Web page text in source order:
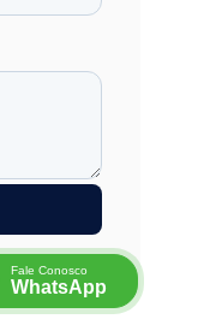
Fale Conosco
WhatsApp